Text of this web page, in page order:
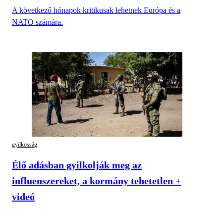
A következő hónapok kritikusak lehetnek Európa és a
NATO számára.
gyilkosság
Élő adásban gyilkolják meg az
influenszereket, a kormány tehetetlen +
videó